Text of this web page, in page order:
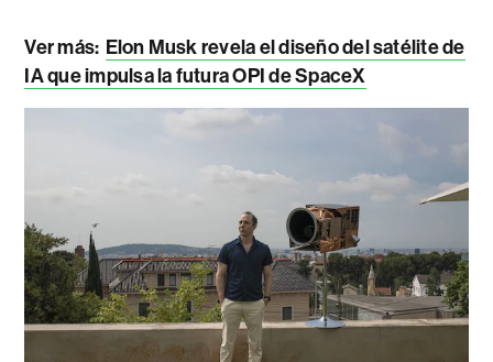
Ver más: Elon Musk revela el diseño del satélite de
IA que impulsa la futura OPI de SpaceX